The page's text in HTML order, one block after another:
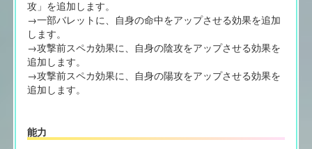
攻」を追加します。
→一部バレットに、自身の命中をアップさせる効果を追加
します。
→攻撃前スペカ効果に、自身の陰攻をアップさせる効果を
追加します。
→攻撃前スペカ効果に、自身の陽攻をアップさせる効果を
追加します。
能力